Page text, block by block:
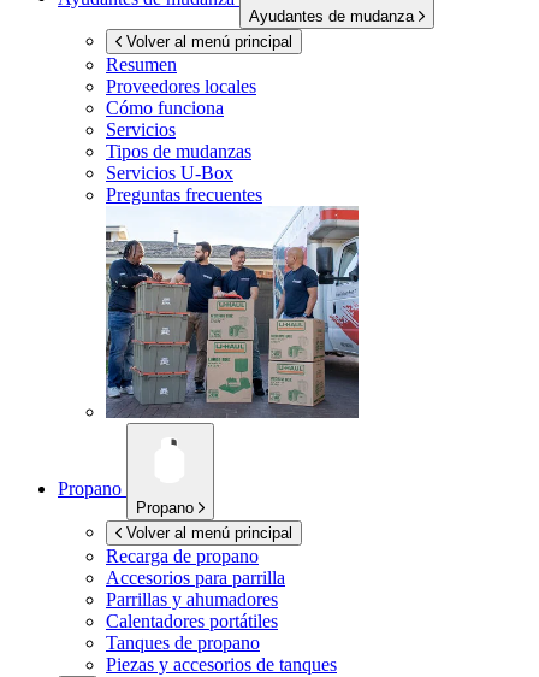
Ayudantes de mudanza
Volver al menú principal
Resumen
Proveedores locales
Cómo funciona
Servicios
Tipos de mudanzas
Servicios U-Box
Preguntas frecuentes
Propano
Propano
Volver al menú principal
Recarga de propano
Accesorios para parrilla
Parrillas y ahumadores
Calentadores portátiles
Tanques de propano
Piezas y accesorios de tanques